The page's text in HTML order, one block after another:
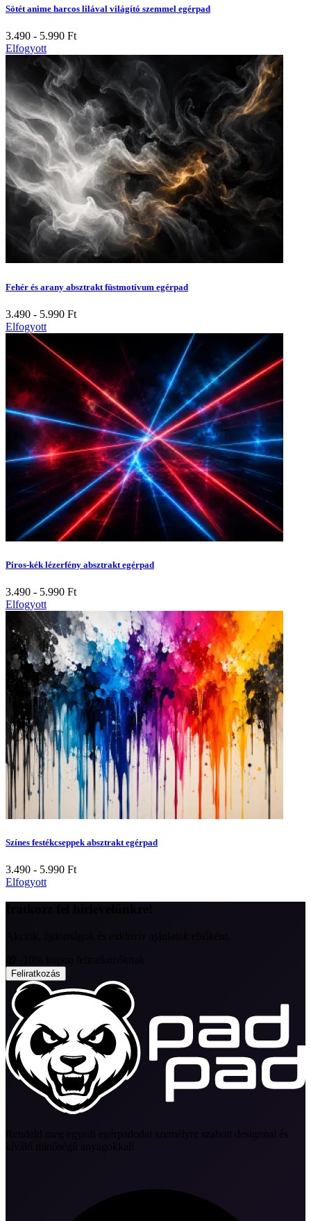
Sötét anime harcos lilával világító szemmel egérpad
3.490 - 5.990 Ft
Elfogyott
Fehér és arany absztrakt füstmotívum egérpad
3.490 - 5.990 Ft
Elfogyott
Piros-kék lézerfény absztrakt egérpad
3.490 - 5.990 Ft
Elfogyott
Színes festékcseppek absztrakt egérpad
3.490 - 5.990 Ft
Elfogyott
Feliratkozás
Rendeld meg egyedi egérpadodat személyre szabott designnal és
kiváló minőségű anyagokkal!